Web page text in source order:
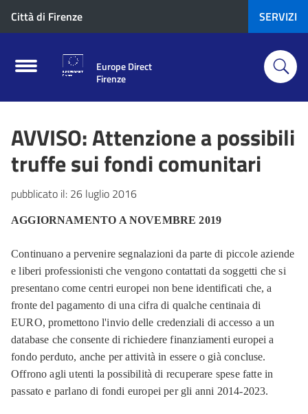
Città di Firenze SERVIZI
Europe Direct
Firenze
AVVISO: Attenzione a possibili
truffe sui fondi comunitari
pubblicato il: 26 luglio 2016
AGGIORNAMENTO A NOVEMBRE 2019
Continuano a pervenire segnalazioni da parte di piccole aziende
e liberi professionisti che vengono contattati da soggetti che si
presentano come centri europei non bene identificati che, a
fronte del pagamento di una cifra di qualche centinaia di
EURO, promettono l'invio delle credenziali di accesso a un
database che consente di richiedere finanziamenti europei a
fondo perduto, anche per attività in essere o già concluse.
Offrono agli utenti la possibilità di recuperare spese fatte in
passato e parlano di fondi europei per gli anni 2014-2023.